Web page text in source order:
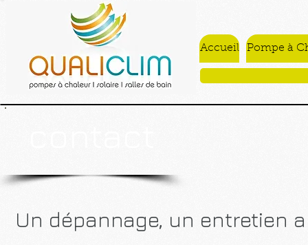
Accueil Pompe à
Un dépannage, un entretien